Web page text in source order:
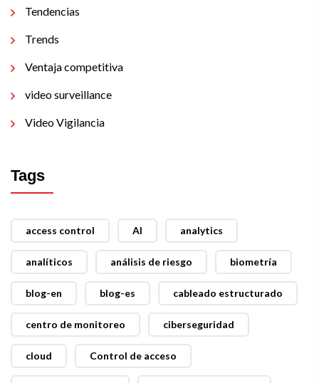
Tendencias
Trends
Ventaja competitiva
video surveillance
Video Vigilancia
Tags
access control AI analytics
analíticos análisis de riesgo biometría
blog-en blog-es cableado estructurado
centro de monitoreo ciberseguridad
cloud Control de acceso